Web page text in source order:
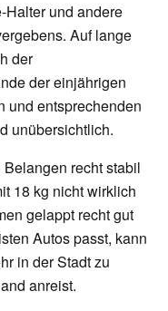
Halter und andere
Auf lange
der
der einjährigen
und entsprechenden
unübersichtlich.
recht stabil
18 kg nicht wirklich
gelappt recht gut
Autos passt, kann
in der Stadt zu
anreist.